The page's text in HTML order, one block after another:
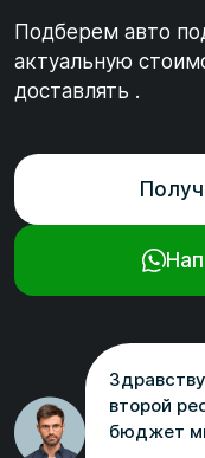
Подберем авто
актуальную
доставлять .
второй
бюджет